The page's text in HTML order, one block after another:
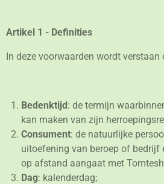
Artikel 1 - Definities
In deze voorwaarden wordt verstaan
Bedenktijd: de termijn
kan maken van zijn
Consument: de natuurlijke
uitoefening van beroep of bedrijf
op afstand aangaat met
Dag: kalenderdag;